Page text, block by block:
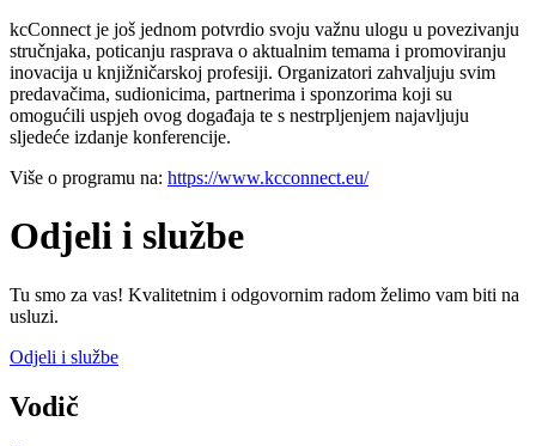
kcConnect je još jednom potvrdio svoju važnu ulogu u povezivanju
stručnjaka, poticanju rasprava o aktualnim temama i promoviranju
inovacija u knjižničarskoj profesiji. Organizatori zahvaljuju svim
predavačima, sudionicima, partnerima i sponzorima koji su
omogućili uspjeh ovog događaja te s nestrpljenjem najavljuju
sljedeće izdanje konferencije.
Više o programu na: https://www.kcconnect.eu/
Odjeli i službe
Tu smo za vas! Kvalitetnim i odgovornim radom želimo vam biti na
usluzi.
Odjeli i službe
Vodič